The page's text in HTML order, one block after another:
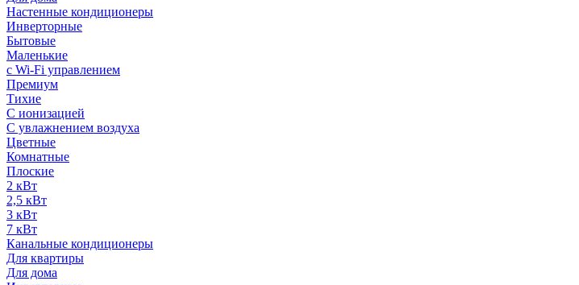
Настенные кондиционеры
Инверторные
Бытовые
Маленькие
с Wi-Fi управлением
Премиум
Тихие
С ионизацией
С увлажнением воздуха
Цветные
Комнатные
Плоские
2 кВт
2,5 кВт
3 кВт
7 кВт
Канальные кондиционеры
Для квартиры
Для дома